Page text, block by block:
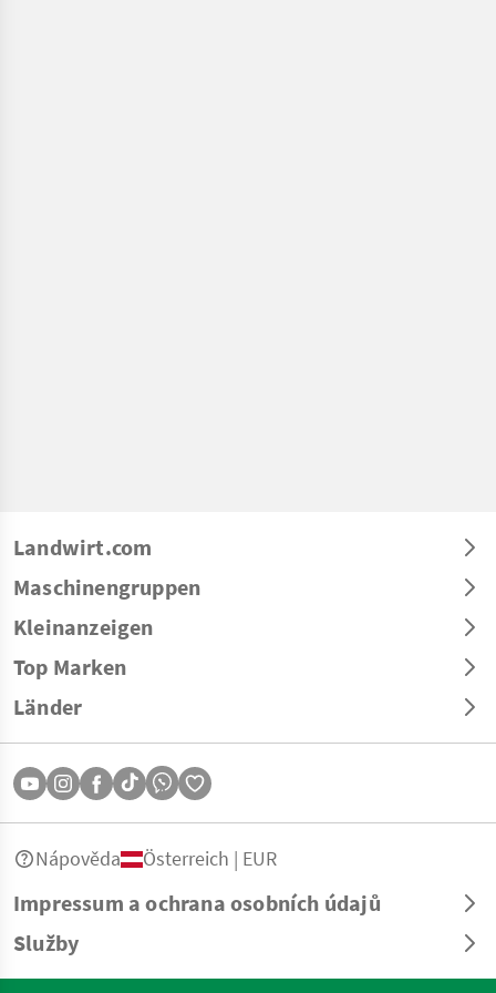
Landwirt.com
Maschinengruppen
Kleinanzeigen
Top Marken
Länder
Impressum a ochrana osobních údajů
Služby
Nápověda Österreich | EUR